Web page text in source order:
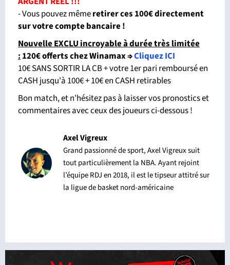
- Vous pouvez mêmeretirer ces 100€ directement
sur votre compte bancaire !
Nouvelle EXCLU incroyable à durée très limitée
:120€ offerts chez Winamax⇒Cliquez ICI
10€ SANS SORTIR LA CB + votre 1er pari remboursé en
CASH jusqu'à 100€ + 10€ en CASH retirables
Bon match, et n'hésitez pas à laisser vos pronostics et
commentaires avec ceux des joueurs ci-dessous !
Axel Vigreux
Grand passionné de sport, Axel Vigreux suit
tout particulièrement la NBA. Ayant rejoint
l’équipe RDJ en 2018, il est le tipseur attitré sur
la ligue de basket nord-américaine